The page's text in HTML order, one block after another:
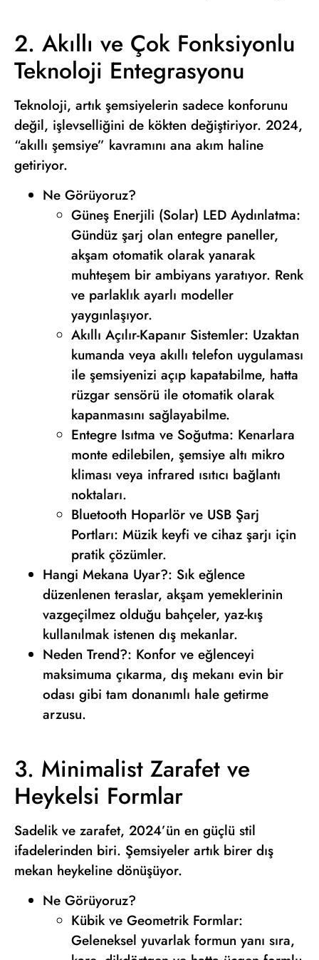
2. Akıllı ve Çok Fonksiyonlu
Teknoloji Entegrasyonu
Teknoloji, artık şemsiyelerin sadece konforunu
değil, işlevselliğini de kökten değiştiriyor. 2024,
“akıllı şemsiye” kavramını ana akım haline
getiriyor.
Ne Görüyoruz?
Güneş Enerjili (Solar) LED Aydınlatma:
Gündüz şarj olan entegre paneller,
akşam otomatik olarak yanarak
muhteşem bir ambiyans yaratıyor. Renk
ve parlaklık ayarlı modeller
yaygınlaşıyor.
Akıllı Açılır-Kapanır Sistemler: Uzaktan
kumanda veya akıllı telefon uygulaması
ile şemsiyenizi açıp kapatabilme, hatta
rüzgar sensörü ile otomatik olarak
kapanmasını sağlayabilme.
Entegre Isıtma ve Soğutma: Kenarlara
monte edilebilen, şemsiye altı mikro
kliması veya infrared ısıtıcı bağlantı
noktaları.
Bluetooth Hoparlör ve USB Şarj
Portları: Müzik keyfi ve cihaz şarjı için
pratik çözümler.
Hangi Mekana Uyar?: Sık eğlence
düzenlenen teraslar, akşam yemeklerinin
vazgeçilmez olduğu bahçeler, yaz-kış
kullanılmak istenen dış mekanlar.
Neden Trend?: Konfor ve eğlenceyi
maksimuma çıkarma, dış mekanı evin bir
odası gibi tam donanımlı hale getirme
arzusu.
3. Minimalist Zarafet ve
Heykelsi Formlar
Sadelik ve zarafet, 2024’ün en güçlü stil
ifadelerinden biri. Şemsiyeler artık birer dış
mekan heykeline dönüşüyor.
Ne Görüyoruz?
Kübik ve Geometrik Formlar:
Geleneksel yuvarlak formun yanı sıra,